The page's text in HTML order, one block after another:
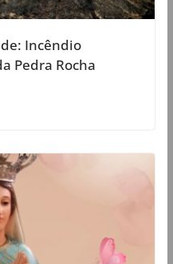
Incêndio
Pedra Rocha